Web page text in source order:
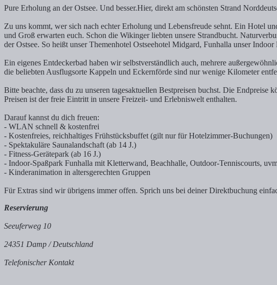
Pure Erholung an der Ostsee. Und besser.Hier, direkt am schönsten Strand
Zu uns kommt, wer sich nach echter Erholung und Lebensfreude sehnt. Ein Hotel
und Groß erwarten euch. Schon die Wikinger liebten unsere Strandbucht.
der Ostsee. So heißt unser Themenhotel Ostseehotel Midgard, Funhalla unser
Ein eigenes Entdeckerbad haben wir selbstverständlich auch, mehrere
die beliebten Ausflugsorte Kappeln und Eckernförde sind nur wenige Kilometer
Bitte beachte, dass du zu unseren tagesaktuellen Bestpreisen buchst. Die
Preisen ist der freie Eintritt in unsere Freizeit- und Erlebniswelt enthalten.
Darauf kannst du dich freuen:
- WLAN schnell & kostenfrei
- Kostenfreies, reichhaltiges Frühstücksbuffet (gilt nur für Hotelzimmer-Buchungen)
- Spektakuläre Saunalandschaft (ab 14 J.)
- Fitness-Gerätepark (ab 16 J.)
- Indoor-Spaßpark Funhalla mit Kletterwand, Beachhalle, Outdoor-Tenniscourts,
- Kinderanimation in altersgerechten Gruppen
Für Extras sind wir übrigens immer offen. Sprich uns bei deiner Direktbuchung
Reservierung
Seeuferweg 10
24351 Damp / Deutschland
Telefonischer Kontakt